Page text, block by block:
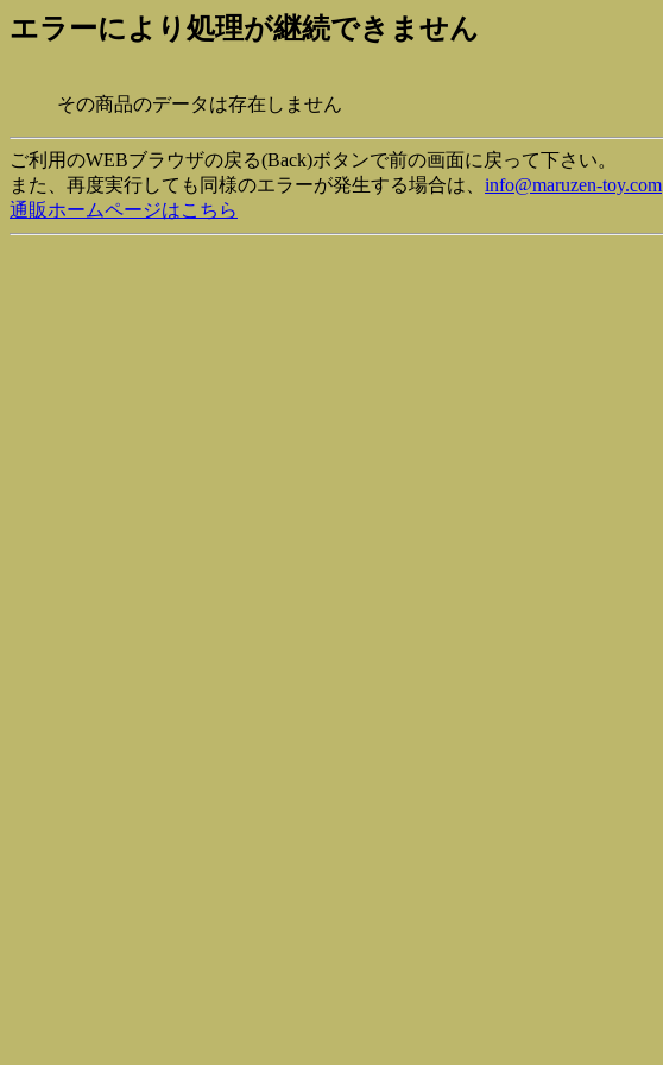
エラーにより処理が継続できません
その商品のデータは存在しません
ご利用のWEBブラウザの戻る(Back)ボタンで前の画面に戻って下さい。
また、再度実行しても同様のエラーが発生する場合は、 info@maruzen-toy.com
通販ホームページはこちら